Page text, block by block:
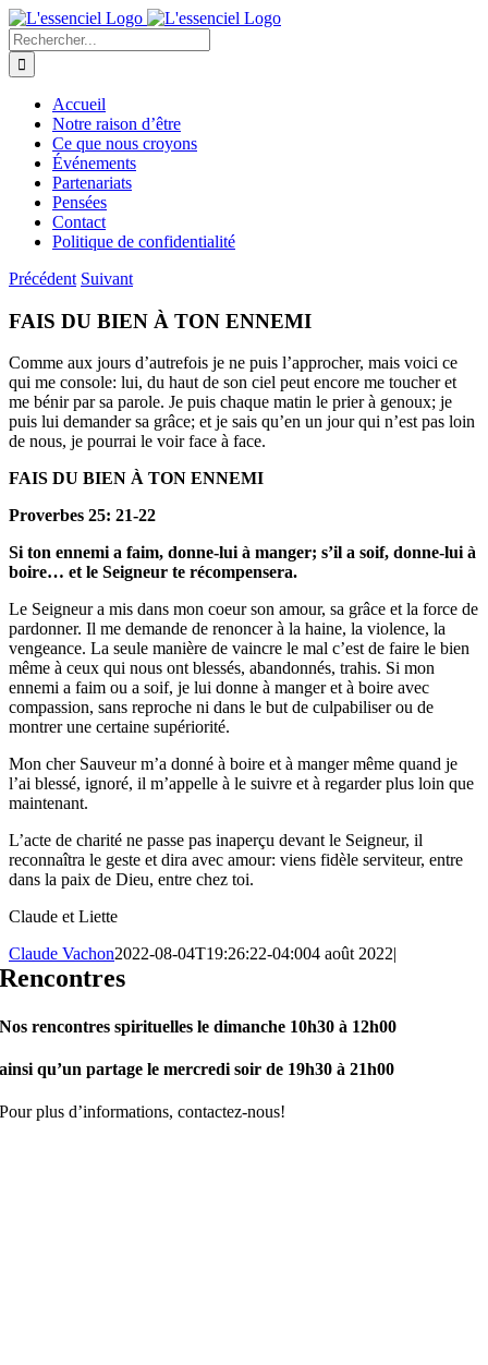
Skip
to
content
Recherche
sur
le
Accueil
Notre raison d’être
Ce que nous croyons
Événements
Partenariats
Pensées
Contact
Politique de confidentialité
Précédent Suivant
FAIS DU BIEN À TON ENNEMI
Comme aux jours d’autrefois je ne puis l’approcher, mais voici ce
qui me console: lui, du haut de son ciel peut encore me toucher et
me bénir par sa parole. Je puis chaque matin le prier à genoux; je
puis lui demander sa grâce; et je sais qu’en un jour qui n’est pas loin
de nous, je pourrai le voir face à face.
FAIS DU BIEN À TON ENNEMI
Proverbes 25: 21-22
Si ton ennemi a faim, donne-lui à manger; s’il a soif, donne-lui à
boire… et le Seigneur te récompensera.
Le Seigneur a mis dans mon coeur son amour, sa grâce et la force de
pardonner. Il me demande de renoncer à la haine, la violence, la
vengeance. La seule manière de vaincre le mal c’est de faire le bien
même à ceux qui nous ont blessés, abandonnés, trahis. Si mon
ennemi a faim ou a soif, je lui donne à manger et à boire avec
compassion, sans reproche ni dans le but de culpabiliser ou de
montrer une certaine supériorité.
Mon cher Sauveur m’a donné à boire et à manger même quand je
l’ai blessé, ignoré, il m’appelle à le suivre et à regarder plus loin que
maintenant.
L’acte de charité ne passe pas inaperçu devant le Seigneur, il
reconnaîtra le geste et dira avec amour: viens fidèle serviteur, entre
dans la paix de Dieu, entre chez toi.
Claude et Liette
Claude Vachon2022-08-04T19:26:22-04:004 août 2022|
Rencontres
Nos rencontres spirituelles le dimanche 10h30 à 12h00
ainsi qu’un partage le mercredi soir de 19h30 à 21h00
Pour plus d’informations, contactez-nous!